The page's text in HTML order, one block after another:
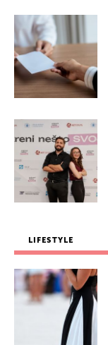
LIFESTYLE